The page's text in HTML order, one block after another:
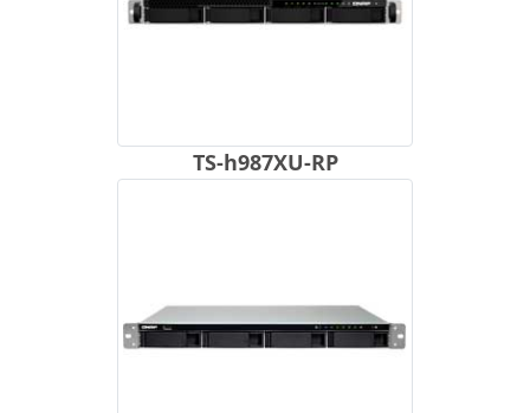
TS-h987XU-RP